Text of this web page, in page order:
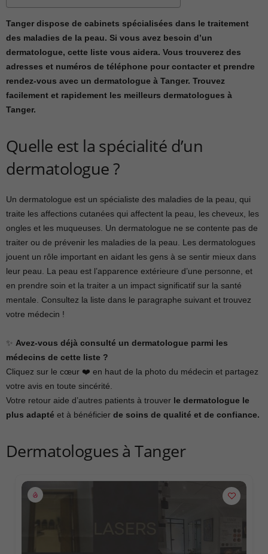
Tanger dispose de cabinets spécialisées dans le traitement
des maladies de la peau. Si vous avez besoin d’un
dermatologue, cette liste vous aidera. Vous trouverez des
adresses et numéros de téléphone pour contacter et prendre
rendez-vous avec un dermatologue à Tanger. Trouvez
facilement et rapidement les meilleurs dermatologues à
Tanger.
Quelle est la spécialité d’un
dermatologue ?
Un dermatologue est un spécialiste des maladies de la peau, qui
traite les affections cutanées qui affectent la peau, les cheveux, les
ongles et les muqueuses. Un dermatologue ne se contente pas de
traiter ou de prévenir les maladies de la peau. Les dermatologues
jouent un rôle important en aidant les gens à se sentir mieux dans
leur peau. La peau est l’apparence extérieure d’une personne, et
en prendre soin et la traiter a un impact significatif sur la santé
mentale. Consultez la liste dans le paragraphe suivant et trouvez
votre médecin !
✨ Avez-vous déjà consulté un dermatologue parmi les
médecins de cette liste ?
Cliquez sur le cœur ❤️ en haut de la photo du médecin et partagez
votre avis en toute sincérité.
Votre retour aide d’autres patients à trouver le dermatologue le
plus adapté et à bénéficier de soins de qualité et de confiance.
Dermatologues à Tanger